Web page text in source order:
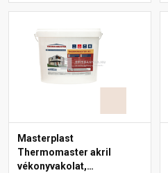
Masterplast
Thermomaster akril
vékonyvakolat,